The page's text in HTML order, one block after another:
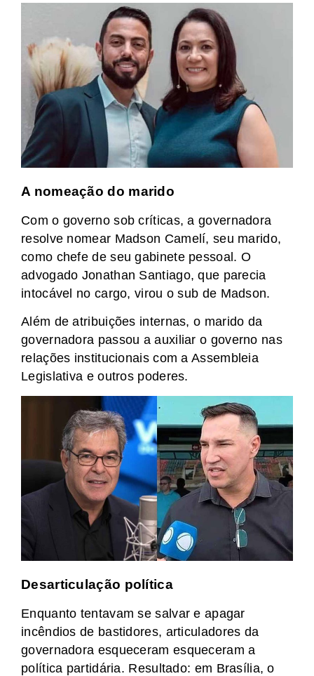
A nomeação do marido
Com o governo sob críticas, a governadora
resolve nomear Madson Camelí, seu marido,
como chefe de seu gabinete pessoal. O
advogado Jonathan Santiago, que parecia
intocável no cargo, virou o sub de Madson.
Além de atribuições internas, o marido da
governadora passou a auxiliar o governo nas
relações institucionais com a Assembleia
Legislativa e outros poderes.
Desarticulação política
Enquanto tentavam se salvar e apagar
incêndios de bastidores, articuladores da
governadora esqueceram esqueceram a
política partidária. Resultado: em Brasília, o